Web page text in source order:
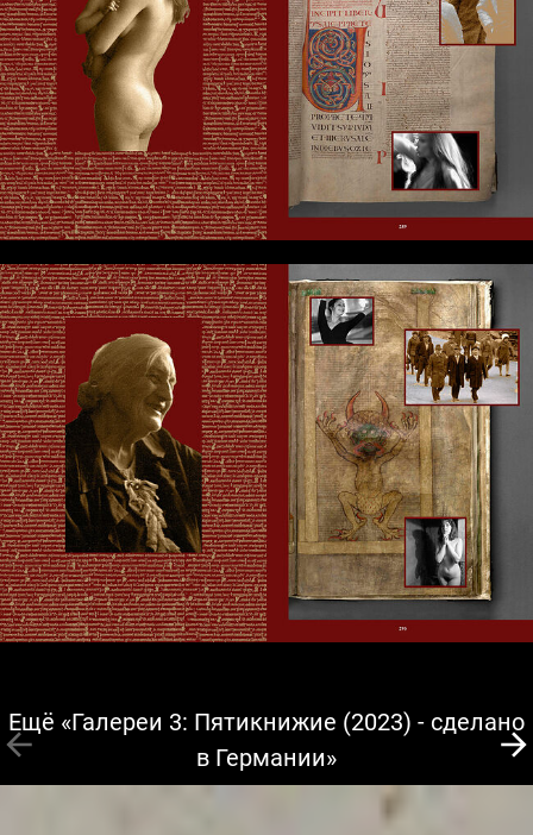
Ещё «Галереи 3: Пятикнижие (2023) - сделано
в Германии»